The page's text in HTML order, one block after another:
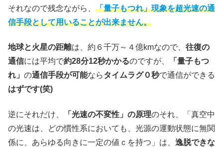
それなので残念ながら、 「量子もつれ」現象を超光速の通
信手段として用いることが出来ません。
地球と火星の距離は、約６千万～４億kmなので、 往復の
通信には平均で約28分12秒かかるのですが、
「量子もつ
れ」 の通信手段が可能ならタイムラグ０秒で通信ができる
はずです(笑)
逆にそれだけ、 「光速の不変性」の原理のそれ、「真空中
の光速は、どの慣性系においても、光源の運動状態に無関
係に、あらゆる向きに一定の値ｃを持つ」は、 逸脱できな